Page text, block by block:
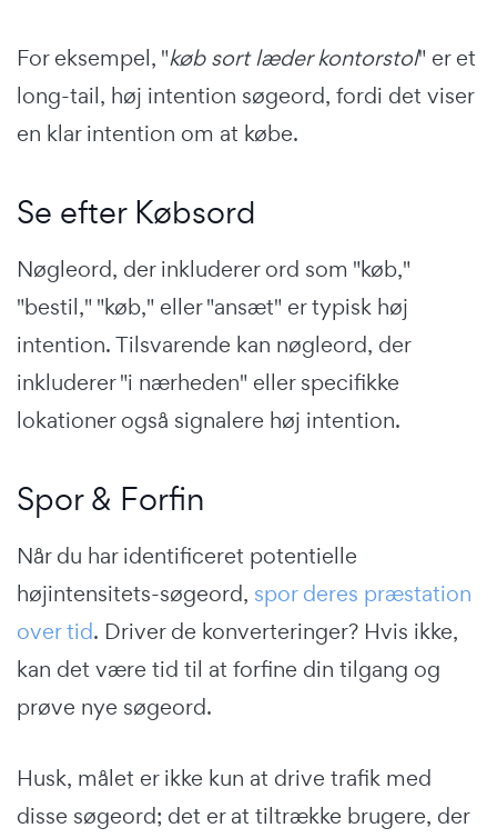
For eksempel, "køb sort læder kontorstol" er et
long-tail, høj intention søgeord, fordi det viser
en klar intention om at købe.
Se efter Købsord
Nøgleord, der inkluderer ord som "køb,"
"bestil," "køb," eller "ansæt" er typisk høj
intention. Tilsvarende kan nøgleord, der
inkluderer "i nærheden" eller specifikke
lokationer også signalere høj intention.
Spor & Forfin
Når du har identificeret potentielle
højintensitets-søgeord, spor deres præstation
over tid. Driver de konverteringer? Hvis ikke,
kan det være tid til at forfine din tilgang og
prøve nye søgeord.
Husk, målet er ikke kun at drive trafik med
disse søgeord; det er at tiltrække brugere, der